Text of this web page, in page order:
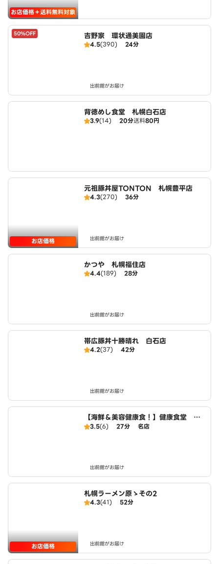
お店価格＋送料無料対象
50%OFF 吉野家 環状通美園店
4.5(390) 24分
出前館がお届け
背徳めし食堂 札幌白石店
3.9(14) 20分送料80円
お店価格
元祖豚丼屋TONTON 札幌豊平店
4.3(270) 36分
出前館がお届け
かつや 札幌福住店
4.4(189) 28分
出前館がお届け
帯広豚丼十勝晴れ 白石店
4.2(37) 42分
出前館がお届け
【海鮮＆美容健康食！】健康食堂 ね
ばとろ茶房 菊水店
3.5(6) 27分 名店
出前館がお届け
お店価格
札幌ラーメン原ゝその2
4.3(41) 52分
出前館がお届け